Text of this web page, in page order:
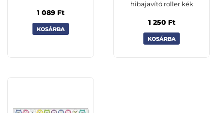
1 089 Ft
KOSÁRBA
hibajavító roller kék
1 250 Ft
KOSÁRBA